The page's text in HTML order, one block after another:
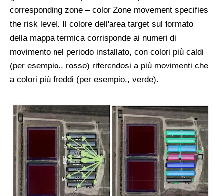
corresponding zone – color Zone movement specifies
the risk level. Il colore dell'area target sul formato
della mappa termica corrisponde ai numeri di
movimento nel periodo installato, con colori più caldi
(per esempio., rosso) riferendosi a più movimenti che
a colori più freddi (per esempio., verde).